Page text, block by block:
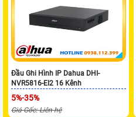
Đầu Ghi Hình IP Dahua DHI-
NVR5816-EI2 16 Kênh
5%-35%
Giá Gốc: Liên hệ